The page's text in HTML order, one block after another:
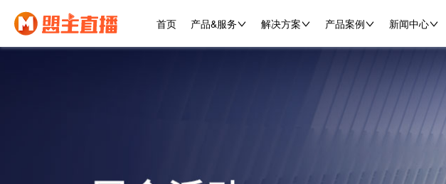
首页 产品&服务 解决方案 产品案例 新闻中心